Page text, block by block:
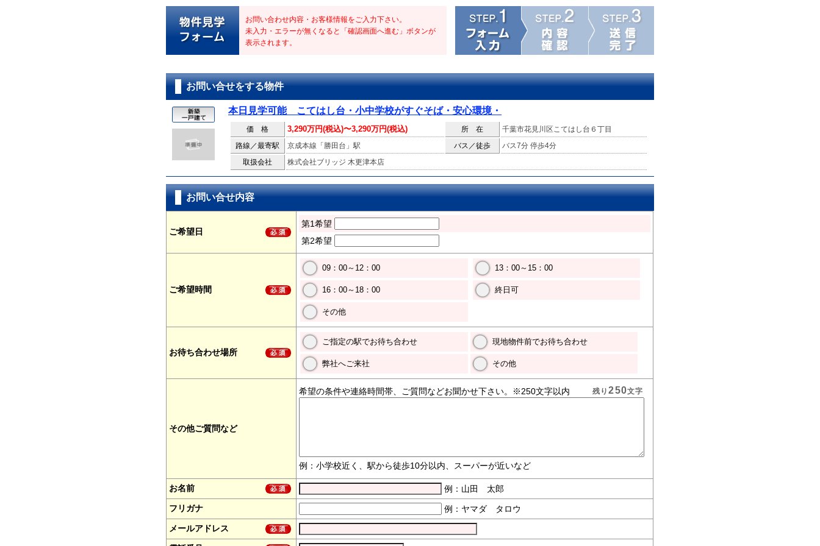
お問い合わせ内容・お客様情報をご入力下さい。
未入力・エラーが無くなると「確認画面へ進む」ボタンが
表示されます。
お問い合せをする物件
本日見学可能 こてはし台・小中学校がすぐそば・安心環境・
価 格 3,290万円(税込)〜3,290万円(税込) 所 在
千葉市花見川区こてはし台６丁目
路線／最寄駅
京成本線「勝田台」駅 バス／徒歩
バス7分 停歩4分
取扱会社
株式会社ブリッジ 木更津本店
お問い合せ内容
ご希望日
第1希望
第2希望
ご希望時間
09：00～12：00 13：00～15：00
16：00～18：00 終日可
その他
お待ち合わせ場所
ご指定の駅でお待ち合わせ 現地物件前でお待ち合わせ
弊社へご来社 その他
その他ご質問など
希望の条件や連絡時間帯、ご質問などお聞かせ下さい。※250文字以内
例：小学校近く、駅から徒歩10分以内、スーパーが近いなど
残り250文字
お名前
例：山田 太郎
フリガナ
例：ヤマダ タロウ
メールアドレス